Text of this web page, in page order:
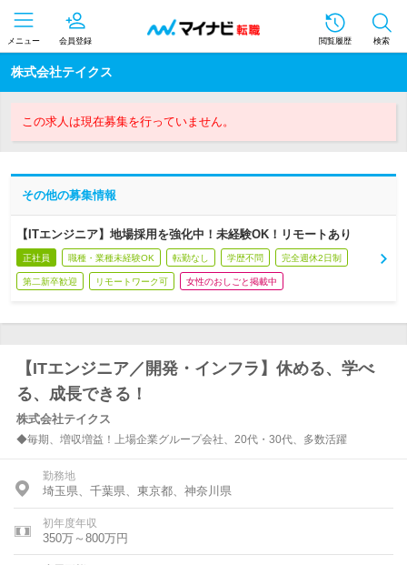
メニュー 会員登録 閲覧履歴 検索
株式会社テイクス
この求人は現在募集を行っていません。
その他の募集情報
【ITエンジニア】地場採用を強化中！未経験OK！リモートあり
正社員 職種・業種未経験OK 転勤なし 学歴不問 完全週休2日制
第二新卒歓迎 リモートワーク可 女性のおしごと掲載中
【ITエンジニア／開発・インフラ】休める、学べ
る、成長できる！
株式会社テイクス
◆毎期、増収増益！上場企業グループ会社、20代・30代、多数活躍
勤務地
埼玉県、千葉県、東京都、神奈川県
初年度年収
350万～800万円